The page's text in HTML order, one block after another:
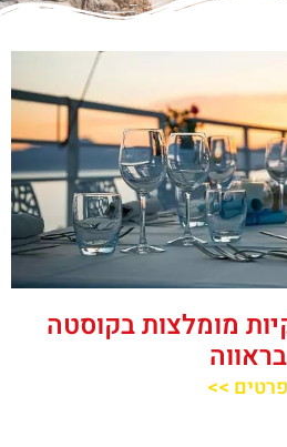
מומלצות בקוסטה
בראווה
פרטים >>